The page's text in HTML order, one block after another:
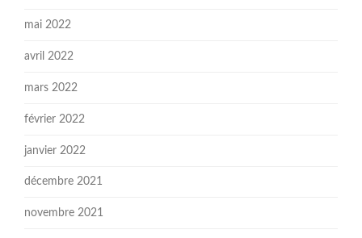
mai 2022
avril 2022
mars 2022
février 2022
janvier 2022
décembre 2021
novembre 2021